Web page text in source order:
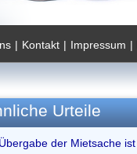
|
Impressum
|
Kontakt
|
Urteile
der Mietsache ist